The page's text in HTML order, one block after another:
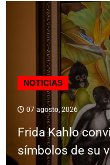
NOTICIAS
07 agosto, 2026
Frida Kahlo
símbolos de su